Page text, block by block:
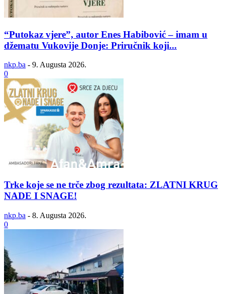
“Putokaz vjere”, autor Enes Habibović – imam u
džematu Vukovije Donje: Priručnik koji...
nkp.ba - 9. Augusta 2026.
0
Trke koje se ne trče zbog rezultata: ZLATNI KRUG
NADE I SNAGE!
nkp.ba - 8. Augusta 2026.
0